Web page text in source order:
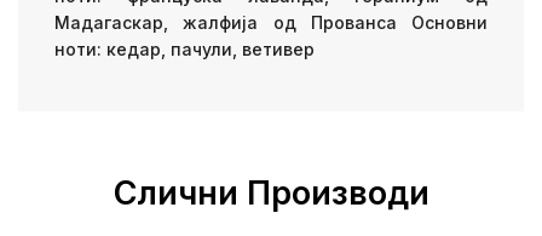
Мадагаскар, жалфија од Прованса Основни
ноти: кедар, пачули, ветивер
Слични Производи